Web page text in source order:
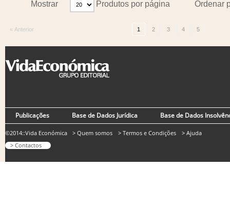
Ordenar
Mostrar Produtos por página
« Anterior 1 2 3 4 5
Publicações Base de Dados Jurídica Base de Dados
©2014::Vida Económica
> Contactos
> Quem somos > Termos e Condições > Ajuda